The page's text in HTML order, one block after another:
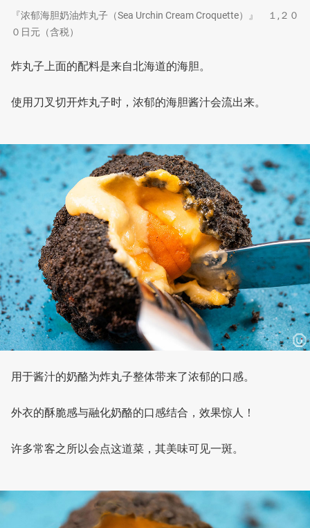
『浓郁海胆奶油炸丸子（Sea Urchin Cream Croquette）』 １,２０
０日元（含税）
炸丸子上面的配料是来自北海道的海胆。
使用刀叉切开炸丸子时，浓郁的海胆酱汁会流出来。
用于酱汁的奶酪为炸丸子整体带来了浓郁的口感。
外衣的酥脆感与融化奶酪的口感结合，效果惊人！
许多常客之所以会点这道菜，其美味可见一斑。